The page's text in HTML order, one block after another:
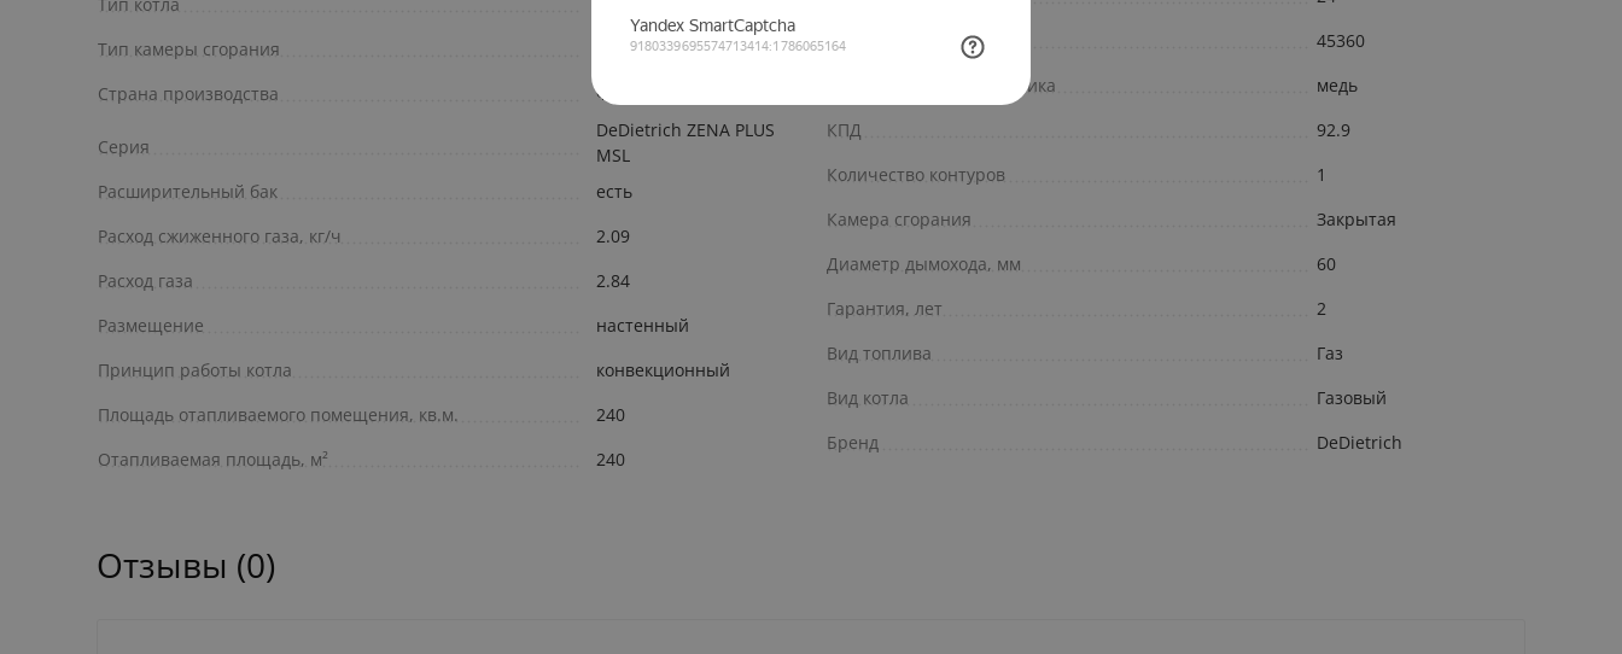
Тип камеры сгорания
Закрытая
Страна производства
Франция
Серия
DeDietrich ZENA PLUS
MSL
Расширительный бак
есть
Расход сжиженного газа, кг/ч
2.09
Расход газа
2.84
Размещение
настенный
Принцип работы котла
конвекционный
Площадь отапливаемого помещения, кв.м.
240
Отапливаемая площадь, м²
240
Мин. мощность, кВт
45360
Материал теплообменника
медь
КПД
92.9
Количество контуров
1
Камера сгорания
Закрытая
Диаметр дымохода, мм
60
Гарантия, лет
2
Вид топлива
Газ
Вид котла
Газовый
Бренд
DeDietrich
Отзывы (0)